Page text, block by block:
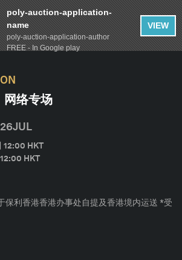
网络专场
12:00 HKT
12:00 HKT
保利香港香港办事处自提及香港境内运送 *受
Clear
poly-auction-application-
name
poly-auction-application-author
FREE - In Google play
VIEW